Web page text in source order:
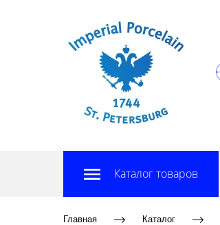
Каталог товаров
Главная Каталог